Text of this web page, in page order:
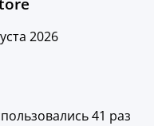
2026
41 раз